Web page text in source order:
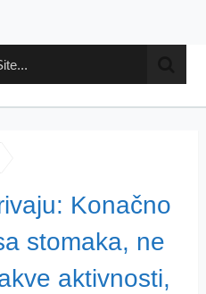
Konačno
stomaka, ne
aktivnosti,